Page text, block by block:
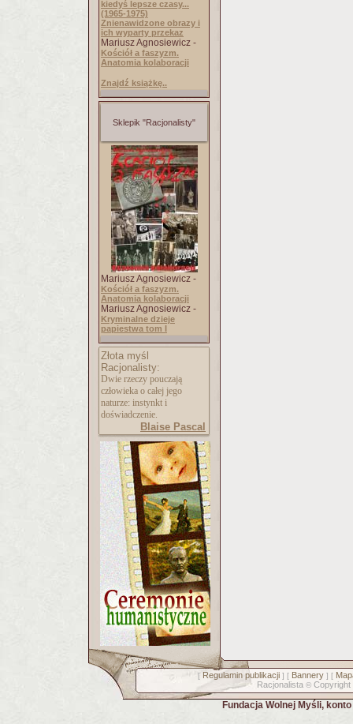
kiedyś lepsze czasy...
(1965-1975)
Znienawidzone obrazy i
ich wyparty przekaz
Mariusz Agnosiewicz -
Kościół a faszyzm.
Anatomia kolaboracji
Znajdź książkę..
Sklepik "Racjonalisty"
Mariusz Agnosiewicz -
Kościół a faszyzm.
Anatomia kolaboracji
Mariusz Agnosiewicz -
Kryminalne dzieje
papiestwa tom I
Złota myśl
Racjonalisty:
Dwie rzeczy pouczają
człowieka o całej jego
naturze: instynkt i
doświadczenie.
Blaise Pascal
[ Regulamin publikacji] [ Bannery] [
Racjonalista © Copyright
Fundacja Wolnej Myśli,